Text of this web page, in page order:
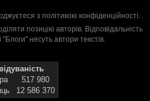
з політикою конфіденційності.
позицію авторів. Відповідальність
"Блоги" несуть автори текстів.
517 980
12 586 370